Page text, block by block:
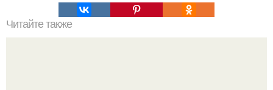
Читайте также